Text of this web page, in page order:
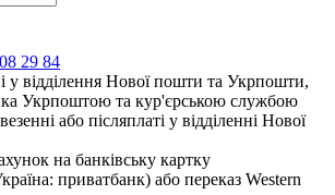
29 84
у відділення Нової пошти та Укрпошти,
Укрпоштою та кур'єрською службою
або післяплаті у відділенні Нової
на банківську картку
приватбанк) або переказ Western